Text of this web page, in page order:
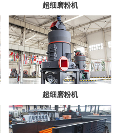
超细磨粉机
超细磨粉机